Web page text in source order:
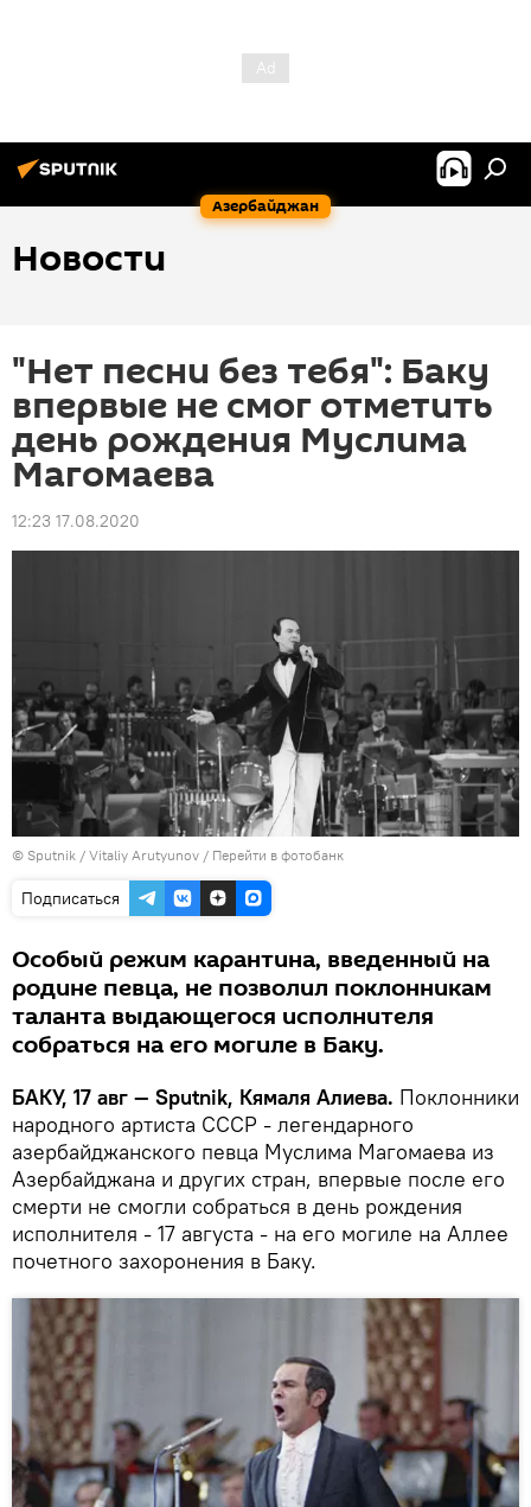
Азербайджан
Новости
"Нет песни без тебя": Баку
впервые не смог отметить
день рождения Муслима
Магомаева
12:23 17.08.2020
© Sputnik / Vitaliy Arutyunov / Перейти в фотобанк
Подписаться
Особый режим карантина, введенный на
родине певца, не позволил поклонникам
таланта выдающегося исполнителя
собраться на его могиле в Баку.
БАКУ, 17 авг — Sputnik, Кямаля Алиева. Поклонники
народного артиста СССР - легендарного
азербайджанского певца Муслима Магомаева из
Азербайджана и других стран, впервые после его
смерти не смогли собраться в день рождения
исполнителя - 17 августа - на его могиле на Аллее
почетного захоронения в Баку.